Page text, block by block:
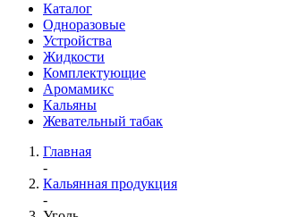
Каталог
Одноразовые
Устройства
Жидкости
Комплектующие
Аромамикс
Кальяны
Жевательный табак
Главная
-
Кальянная продукция
-